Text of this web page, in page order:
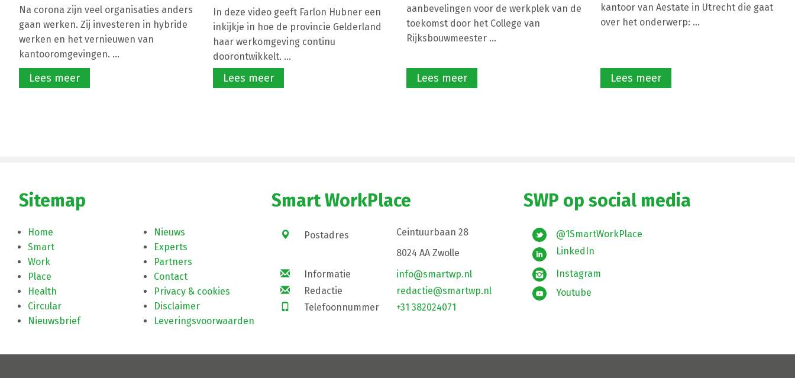
Na corona zijn veel organisaties anders
gaan werken. Zij investeren in hybride
werken en het vernieuwen van
kantooromgevingen. ...
Lees meer
In deze video geeft Farlon Hubner een
inkijkje in hoe de provincie Gelderland
haar werkomgeving continu
doorontwikkelt. ...
Lees meer
aanbevelingen voor de werkplek van de
toekomst door het College van
Rijksbouwmeester ...
Lees meer
kantoor van Aestate in Utrecht die gaat
over het onderwerp: ...
Lees meer
Sitemap
Home
Smart
Work
Place
Health
Circular
Nieuwsbrief
Nieuws
Experts
Partners
Contact
Privacy & cookies
Disclaimer
Leveringsvoorwaarden
Smart WorkPlace
Postadres
Ceintuurbaan 28
8024 AA Zwolle
Informatie
info@smartwp.nl
Redactie
redactie@smartwp.nl
Telefoonnummer
+31 382024071
SWP op social media
@1SmartWorkPlace
LinkedIn
Instagram
Youtube